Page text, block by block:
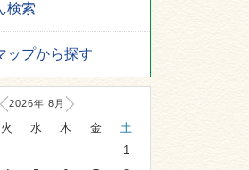
検索
ップから探す
2026年 8 月
火 水 木 金
土
1